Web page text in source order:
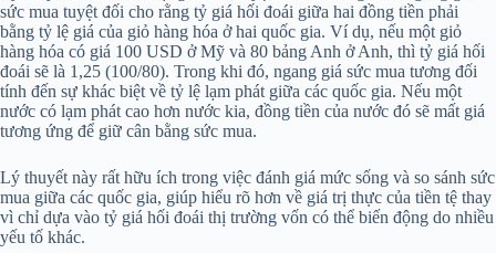
sức mua tuyệt đối cho rằng tỷ giá hối đoái giữa hai đồng tiền phải
bằng tỷ lệ giá của giỏ hàng hóa ở hai quốc gia. Ví dụ, nếu một giỏ
hàng hóa có giá 100 USD ở Mỹ và 80 bảng Anh ở Anh, thì tỷ giá hối
đoái sẽ là 1,25 (100/80). Trong khi đó, ngang giá sức mua tương đối
tính đến sự khác biệt về tỷ lệ lạm phát giữa các quốc gia. Nếu một
nước có lạm phát cao hơn nước kia, đồng tiền của nước đó sẽ mất giá
tương ứng để giữ cân bằng sức mua.
Lý thuyết này rất hữu ích trong việc đánh giá mức sống và so sánh sức
mua giữa các quốc gia, giúp hiểu rõ hơn về giá trị thực của tiền tệ thay
vì chỉ dựa vào tỷ giá hối đoái thị trường vốn có thể biến động do nhiều
yếu tố khác.